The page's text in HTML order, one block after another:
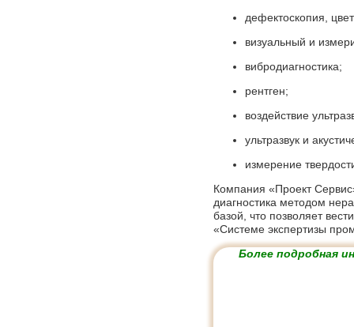
дефектоскопия,
визуальный и
вибродиагностика;
рентген;
воздействие
ультразвук и
измерение
Компания «Проект
диагностика методом
базой, что позволяет
«Системе экспертизы
Более подробная